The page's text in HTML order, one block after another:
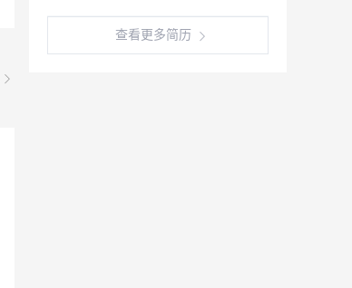
查看更多简历